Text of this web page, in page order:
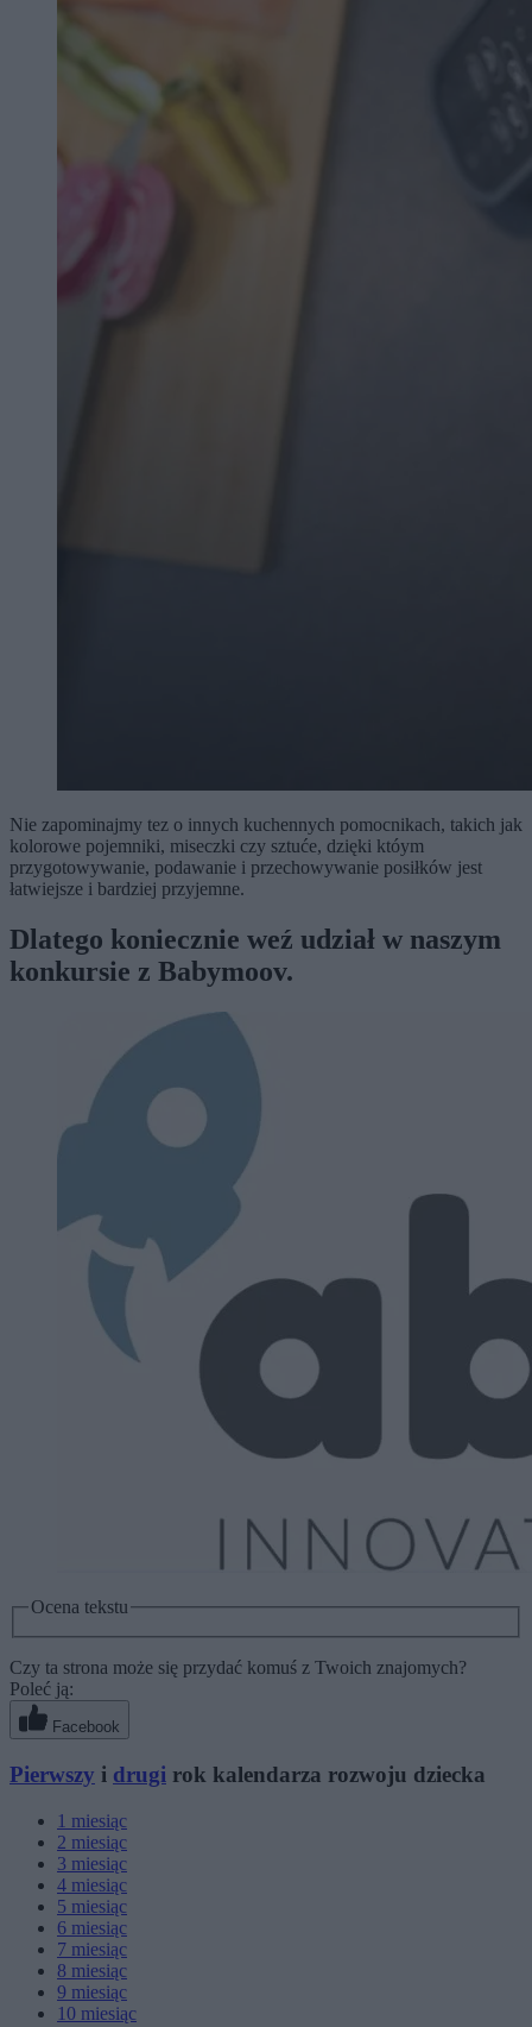
Nie zapominajmy tez o innych kuchennych pomocnikach, takich jak
kolorowe pojemniki, miseczki czy sztuće, dzięki któym
przygotowywanie, podawanie i przechowywanie posiłków jest
łatwiejsze i bardziej przyjemne.
Dlatego koniecznie weź udział w naszym
konkursie z Babymoov.
Ocena tekstu
Czy ta strona może się przydać komuś z Twoich znajomych?
Poleć ją:
Facebook
Pierwszy i drugi rok kalendarza rozwoju dziecka
1 miesiąc
2 miesiąc
3 miesiąc
4 miesiąc
5 miesiąc
6 miesiąc
7 miesiąc
8 miesiąc
9 miesiąc
10 miesiąc